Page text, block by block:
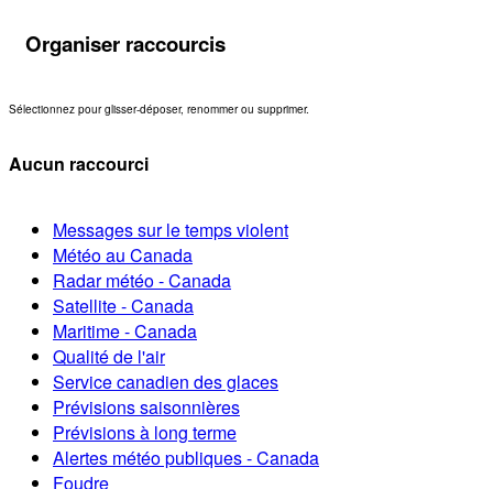
Organiser raccourcis
Sélectionnez pour glisser-déposer, renommer ou supprimer.
Aucun raccourci
Messages sur le temps violent
Météo au Canada
Radar météo - Canada
Satellite - Canada
Maritime - Canada
Qualité de l'air
Service canadien des glaces
Prévisions saisonnières
Prévisions à long terme
Alertes météo publiques - Canada
Foudre